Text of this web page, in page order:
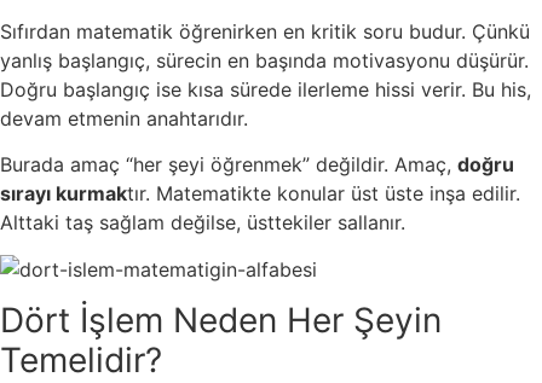
Sıfırdan matematik öğrenirken en kritik soru budur. Çünkü
yanlış başlangıç, sürecin en başında motivasyonu düşürür.
Doğru başlangıç ise kısa sürede ilerleme hissi verir. Bu his,
devam etmenin anahtarıdır.
Burada amaç “her şeyi öğrenmek” değildir. Amaç, doğru
sırayı kurmaktır. Matematikte konular üst üste inşa edilir.
Alttaki taş sağlam değilse, üsttekiler sallanır.
Dört İşlem Neden Her Şeyin
Temelidir?